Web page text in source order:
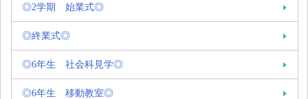
◎2学期 始業式◎
◎終業式◎
◎6年生 社会科見学◎
◎6年生 移動教室◎